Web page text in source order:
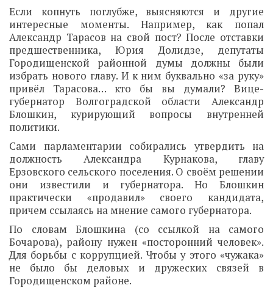
Если копнуть поглубже, выясняются и другие
интересные моменты. Например, как попал
Александр Тарасов на свой пост? После отставки
предшественника, Юрия Долидзе, депутаты
Городищенской районной думы должны были
избрать нового главу. И к ним буквально «за руку»
привёл Тарасова… кто бы вы думали? Вице-
губернатор Волгоградской области Александр
Блошкин, курирующий вопросы внутренней
политики.
Сами парламентарии собирались утвердить на
должность Александра Курнакова, главу
Ерзовского сельского поселения. О своём решении
они известили и губернатора. Но Блошкин
практически «продавил» своего кандидата,
причем ссылаясь на мнение самого губернатора.
По словам Блошкина (со ссылкой на самого
Бочарова), району нужен «посторонний человек».
Для борьбы с коррупцией. Чтобы у этого «чужака»
не было бы деловых и дружеских связей в
Городищенском районе.